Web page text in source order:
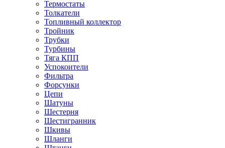
Термостаты
Толкатели
Топливный коллектор
Тройник
Трубки
Турбины
Тяга КПП
Успокоители
Фильтра
Форсунки
Цепи
Шатуны
Шестерня
Шестигранник
Шкивы
Шланги